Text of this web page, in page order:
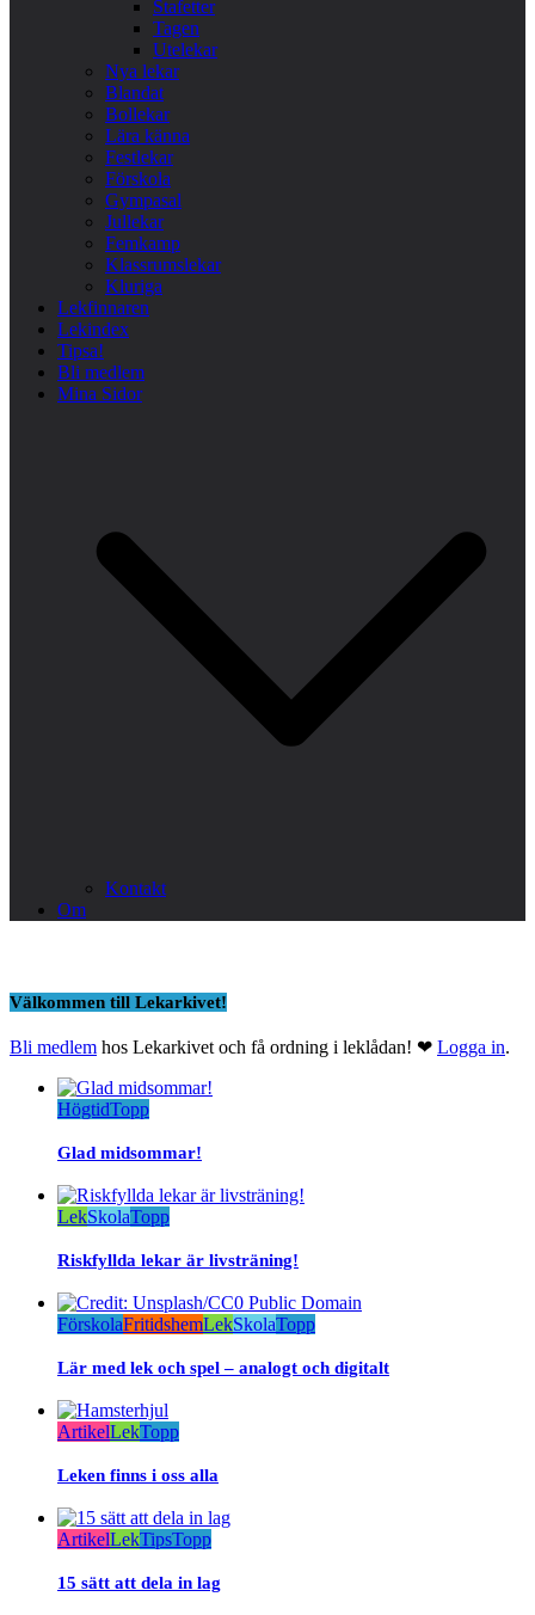
Stafetter
Tagen
Utelekar
Nya lekar
Blandat
Bollekar
Lära känna
Festlekar
Förskola
Gympasal
Jullekar
Femkamp
Klassrumslekar
Kluriga
Lekfinnaren
Lekindex
Tipsa!
Bli medlem
Mina Sidor
Kontakt
Om
Välkommen till Lekarkivet!
Bli medlem hos Lekarkivet och få ordning i leklådan! ❤ Logga in.
HögtidTopp
Glad midsommar!
LekSkolaTopp
Riskfyllda lekar är livsträning!
FörskolaFritidshemLekSkolaTopp
Lär med lek och spel – analogt och digitalt
ArtikelLekTopp
Leken finns i oss alla
ArtikelLekTipsTopp
15 sätt att dela in lag